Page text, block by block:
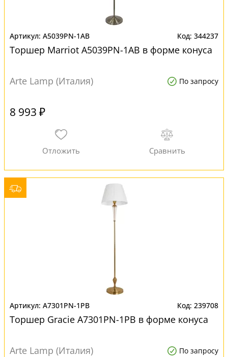
A5039PN-1AB 344237
Торшер Marriot A5039PN-1AB в форме конуса
Arte Lamp (Италия) По запросу
8 993 ₽
A7301PN-1PB 239708
Торшер Gracie A7301PN-1PB в форме конуса
Arte Lamp (Италия) По запросу